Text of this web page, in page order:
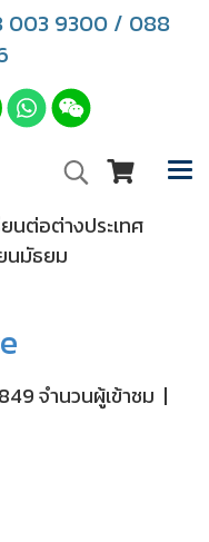
003 9300 / 088
ยนต่อต่างประเทศ
นมัธยม
จำนวนผู้เข้าชม |